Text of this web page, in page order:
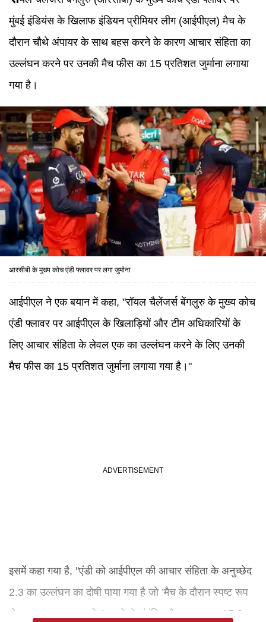
मुंबई इंडियंस के खिलाफ इंडियन प्रीमियर लीग (आईपीएल) मैच के
दौरान चौथे अंपायर के साथ बहस करने के कारण आचार संहिता का
उल्लंघन करने पर उनकी मैच फीस का 15 प्रतिशत जुर्माना लगाया
गया है।
आरसीबी के मुख्य कोच एंडी फ्लावर पर लगा जुर्माना
आईपीएल ने एक बयान में कहा, "रॉयल चैलेंजर्स बेंगलुरु के मुख्य कोच
एंडी फ्लावर पर आईपीएल के खिलाड़ियों और टीम अधिकारियों के
लिए आचार संहिता के लेवल एक का उल्लंघन करने के लिए उनकी
मैच फीस का 15 प्रतिशत जुर्माना लगाया गया है।"
इसमें कहा गया है, "एंडी को आईपीएल की आचार संहिता के अनुच्छेद
2.3 का उल्लंघन का दोषी पाया गया है जो ’मैच के दौरान स्पष्ट रूप
से अभद्र भाषा का प्रयोग’ करने से संबंधित है। यह घटना 17.2